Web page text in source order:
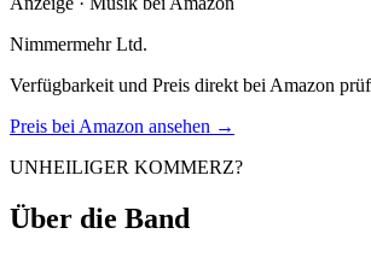
Nimmermehr Ltd.
Verfügbarkeit und Preis direkt bei Amazon
Preis bei Amazon ansehen →
UNHEILIGER KOMMERZ?
Über die Band